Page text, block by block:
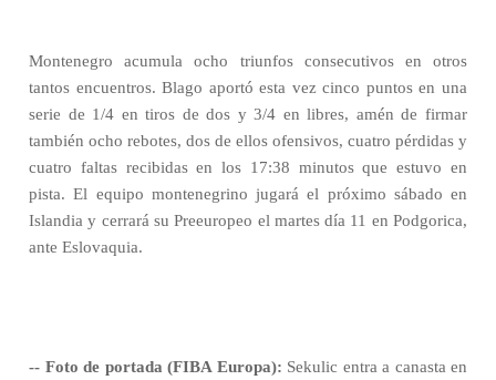
Montenegro acumula ocho triunfos consecutivos en otros
tantos encuentros. Blago aportó esta vez cinco puntos en una
serie de 1/4 en tiros de dos y 3/4 en libres, amén de firmar
también ocho rebotes, dos de ellos ofensivos, cuatro pérdidas y
cuatro faltas recibidas en los 17:38 minutos que estuvo en
pista. El equipo montenegrino jugará el próximo sábado en
Islandia y cerrará su Preeuropeo el martes día 11 en Podgorica,
ante Eslovaquia.
-- Foto de portada (FIBA Europa): Sekulic entra a canasta en